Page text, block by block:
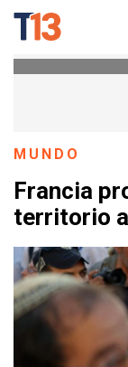
MUNDO
Francia
territorio